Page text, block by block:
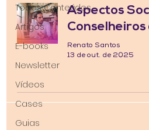
Todos Conteúdos
Artigos
E-books
Newsletter
Vídeos
Cases
Guias
Aspectos
Renato Santos
13 de out. de 2025